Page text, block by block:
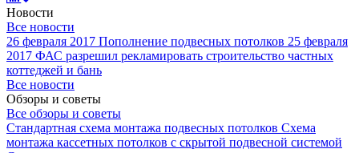
Новости
Все новости
26 февраля 2017 Пополнение подвесных потолков 25 февраля
2017 ФАС разрешил рекламировать строительство частных
коттеджей и бань
Все новости
Обзоры и советы
Все обзоры и советы
Стандартная схема монтажа подвесных потолков Схема
монтажа кассетных потолков с скрытой подвесной системой